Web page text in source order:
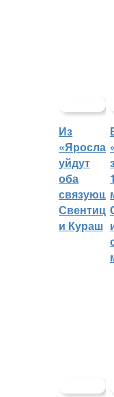
Из
уйдут
оба
и Кураш